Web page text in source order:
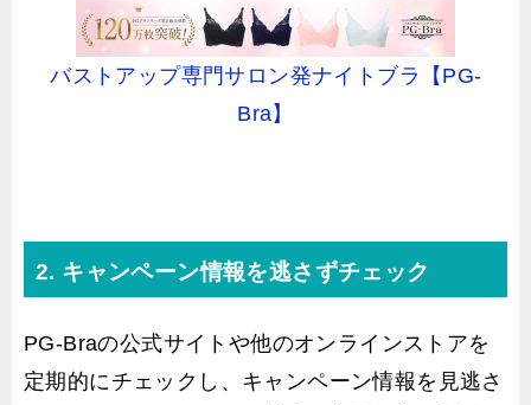
バストアップ専門サロン発ナイトブラ【PG-
Bra】
2. キャンペーン情報を逃さずチェック
PG-Braの公式サイトや他のオンラインストアを
定期的にチェックし、キャンペーン情報を見逃さ